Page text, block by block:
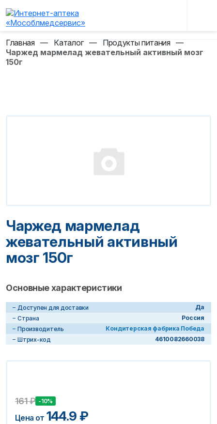
Главная — Каталог — Продукты питания —
Чаржед мармелад жевательный активный мозг
150г
Чаржед мармелад
жевательный активный
мозг 150г
Основные характеристики
Доступен для доставки
Да
Страна
Россия
Производитель
Кондитерская фабрика Победа
Штрих-код
4610082660038
161₽ -10%
Цена от 144.9 ₽